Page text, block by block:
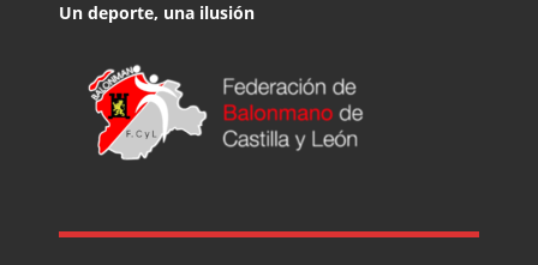
Un deporte, una ilusión